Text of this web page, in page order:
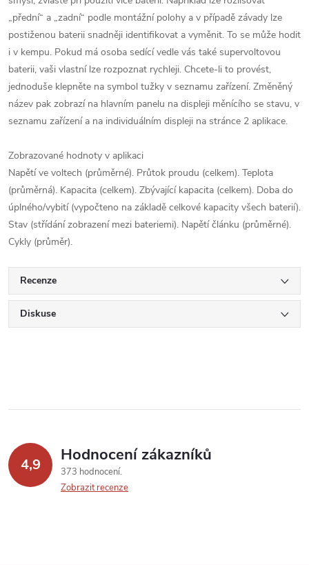
„přední“ a „zadní“ podle montážní polohy a v případě závady lze
postiženou baterii snadněji identifikovat a vyměnit. To se může hodit
i v kempu. Pokud má osoba sedící vedle vás také supervoltovou
baterii, vaši vlastní lze rozpoznat rychleji. Chcete-li to provést,
jednoduše klepněte na symbol tužky v seznamu zařízení. Změněný
název pak zobrazí na hlavním panelu na displeji měnícího se stavu, v
seznamu zařízení a na individuálním displeji na stránce 2 aplikace.
Zobrazované hodnoty v aplikaci
Napětí ve voltech (průměrné). Průtok proudu (celkem). Teplota
(průměrná). Kapacita (celkem). Zbývající kapacita (celkem). Doba do
úplného/vybití (vypočteno na základě celkové kapacity všech baterií).
Stav (střídání zobrazení mezi bateriemi). Napětí článku (průměrné).
Cykly (průměr).
Recenze
Diskuse
4,9 Hodnocení zákazníků
373 hodnocení
Zobrazit recenze